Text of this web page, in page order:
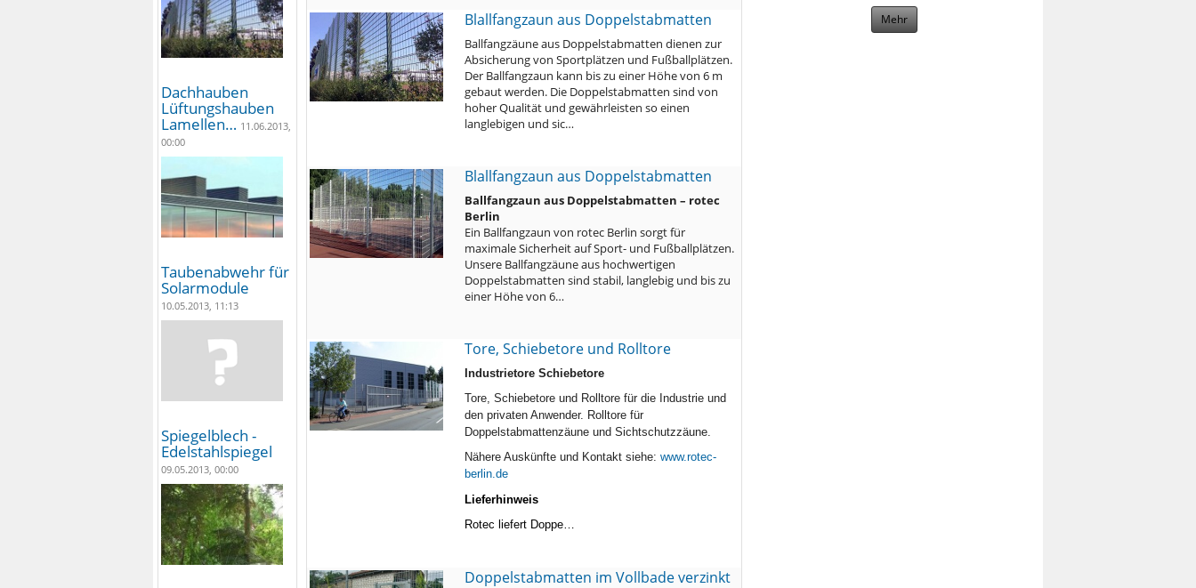
Dachhauben
Lüftungshauben
Lamellen… 11.06.2013,
00:00
Taubenabwehr für
Solarmodule
10.05.2013, 11:13
Spiegelblech -
Edelstahlspiegel
09.05.2013, 00:00
Blallfangzaun aus Doppelstabmatten
Ballfangzäune aus Doppelstabmatten dienen zur
Absicherung von Sportplätzen und Fußballplätzen.
Der Ballfangzaun kann bis zu einer Höhe von 6 m
gebaut werden. Die Doppelstabmatten sind von
hoher Qualität und gewährleisten so einen
langlebigen und sic…
Blallfangzaun aus Doppelstabmatten
Ballfangzaun aus Doppelstabmatten – rotec
Berlin
Ein Ballfangzaun von rotec Berlin sorgt für
maximale Sicherheit auf Sport- und Fußballplätzen.
Unsere Ballfangzäune aus hochwertigen
Doppelstabmatten sind stabil, langlebig und bis zu
einer Höhe von 6…
Tore, Schiebetore und Rolltore
Industrietore Schiebetore
Tore, Schiebetore und Rolltore für die Industrie und
den privaten Anwender. Rolltore für
Doppelstabmattenzäune und Sichtschutzzäune.
Nähere Auskünfte und Kontakt siehe: www.rotec-
berlin.de
Lieferhinweis
Rotec liefert Doppe…
Doppelstabmatten im Vollbade verzinkt
Mehr